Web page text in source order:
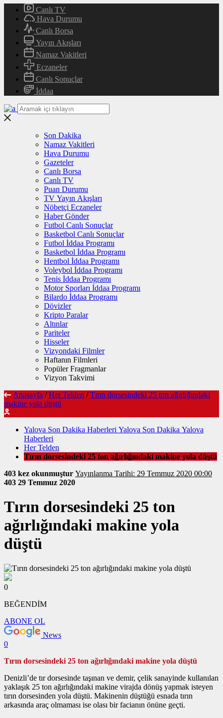
Canlı TV
Hava Durumu
Canlı Borsa
Yayın Akışları
Namaz Vakitleri
Eczaneler
Canlı Sonuçlar
İddaa
Son Dakika
Namaz Vakitleri
Hava Durumu
Gazeteler
Canlı Borsa
Canlı TV
Puan Durumu
TV Yayın Akışları
Nöbetçi Eczaneler
Haber Gönder
Futbol Canlı Sonuçlar
Basketbol Canlı Sonuçlar
Futbol İddaa Programı
Basketbol İddaa Programı
Hentbol İddaa Programı
Voleybol İddaa Programı
Tenis İddaa Programı
Motor Sporları İddaa Programı
Bilardo İddaa Programı
Dövizler
Kripto Paralar
Altınlar
Pariteler
Hisseler
Vizyondaki Filmler
Haftanın Filmleri
Popüler Fragmanlar
Vizyon Takvimi
Anasayfa / Her Telden / Tırın dorsesindeki 25 ton ağırlığındaki
makine yola düştü
Yalova Son Dakika Haberleri Yalova Son Dakika Yalova
Haberleri
Her Telden
Tırın dorsesindeki 25 ton ağırlığındaki makine yola düştü
403 kez okunmuştur
Yayınlanma Tarihi: 29 Temmuz 2020 00:00
403 29 Temmuz 2020
Tırın dorsesindeki 25 ton
ağırlığındaki makine yola
düştü
0
BEĞENDİM
ABONE OL
News
0
Tırın dorsesindeki 25 ton ağırlığındaki makine yola düştü
Denizli’de tır dorsesinde taşınan ve demir, çelik sanayinde kullanılan
yaklaşık 25 ton ağırlığındaki makine virajda dönüş yapmak isteyen
tırın dorsesinden yola düştü. Makinenin düştüğü esnada tırın
arkasında araç olmaması ise olası bir facianın önüne geçti.